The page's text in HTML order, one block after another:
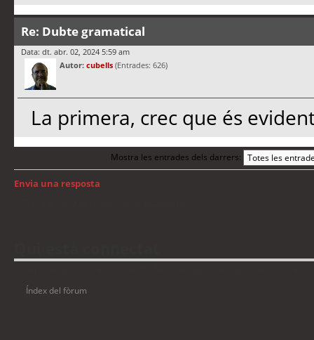
Re: Dubte gramatical
Data: dt. abr. 02, 2024 5:59 am
Autor: cubells (Entrades: 626)
La primera, crec que és
Mostra les entrades dels darrers:
Envia una resposta
Índex del fòrum